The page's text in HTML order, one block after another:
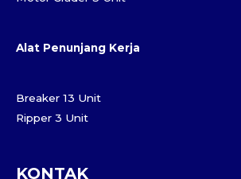
Alat Penunjang Kerja
Breaker 13 Unit
Ripper 3 Unit
KONTAK